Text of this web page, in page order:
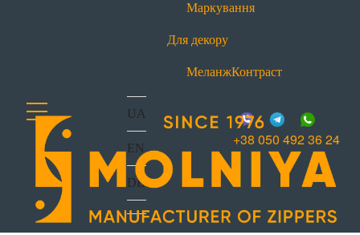
Маркування
Для декору
МеланжКонтраст
+38 050 492 36 24
UA
EN
DE